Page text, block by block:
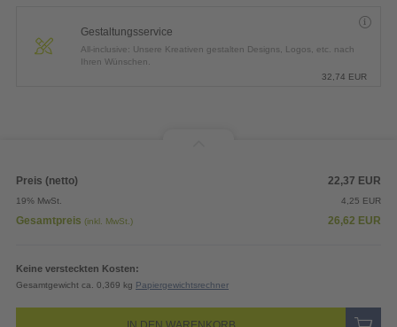
Gestaltungsservice
All-inclusive: Unsere Kreativen gestalten Designs, Logos, etc. nach
Ihren Wünschen.
32,74 EUR
Preis (netto) 22,37 EUR
19% MwSt. 4,25 EUR
Gesamtpreis (inkl. MwSt.) 26,62 EUR
Keine versteckten Kosten:
Gesamtgewicht ca. 0,369 kg Papiergewichtsrechner